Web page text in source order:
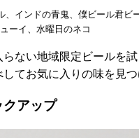
インドの青鬼、僕ビール君ビ
ーイ、水曜日のネコ
ない地域限定ビールを
てお気に入りの味を見つ
アップ